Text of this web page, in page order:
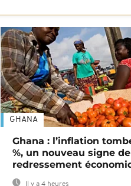
GHANA
Ghana : l’inflation
%, un nouveau signe de
redressement
Il y a 4 heures